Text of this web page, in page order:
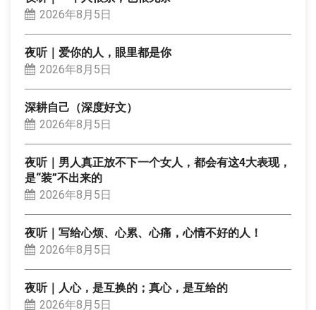
2026年8月5日
夜听｜爱你的人，眼里都是你
2026年8月5日
深耕自己（深度好文）
2026年8月5日
夜听｜男人真正放不下一个女人，都会有这4大表现，
是“装”不出来的
2026年8月5日
夜听｜写给心烦、心累、心痛，心情不好的人！
2026年8月5日
夜听｜人心，是互换的；真心，是互给的
2026年8月5日